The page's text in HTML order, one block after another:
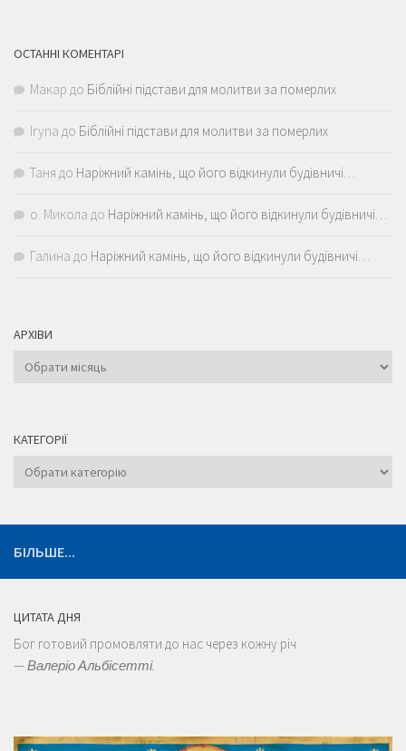
ОСТАННІ КОМЕНТАРІ
Макар до Біблійні підстави для молитви за померлих
Iryna до Біблійні підстави для молитви за померлих
Таня до Наріжний камінь, що його відкинули будівничі…
о. Микола до Наріжний камінь, що його відкинули будівничі…
Галина до Наріжний камінь, що його відкинули будівничі…
АРХІВИ
Архіви
КАТЕГОРІЇ
Категорії
БІЛЬШЕ...
ЦИТАТА ДНЯ
Бог готовий промовляти до нас через кожну річ
—Валеріо Альбісетті.